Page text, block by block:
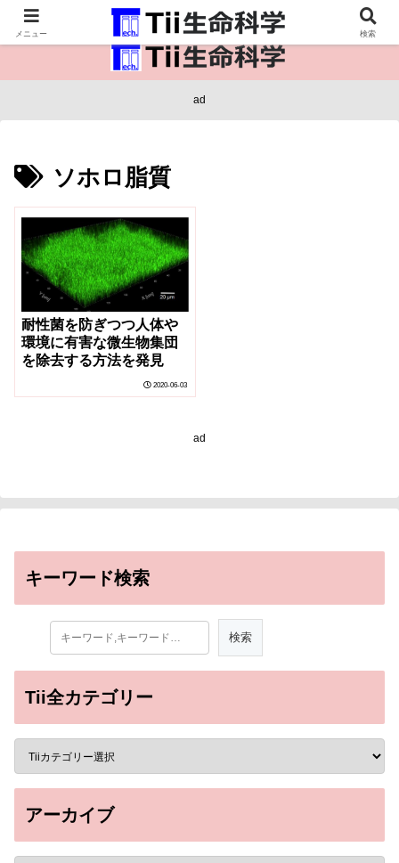
医療保健・生命・生物の情報インフラ。
ad
ソホロ脂質
耐性菌を防ぎつつ人体や
環境に有害な微生物集団
を除去する方法を発見
2020-06-03
ad
キーワード検索
Tii全カテゴリー
アーカイブ
メニュー 検索